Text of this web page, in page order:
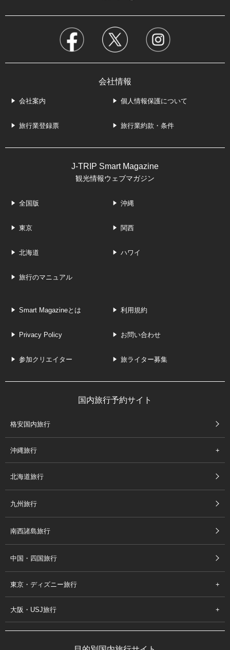
会社情報
会社案内 個人情報保護について
旅行業登録票 旅行業約款・条件
J-TRIP Smart Magazine
観光情報ウェブマガジン
全国版 沖縄
東京 関西
北海道 ハワイ
旅行のマニュアル
Smart Magazineとは 利用規約
Privacy Policy お問い合わせ
参加クリエイター 旅ライター募集
国内旅行予約サイト
格安国内旅行
沖縄旅行
北海道旅行
九州旅行
南西諸島旅行
中国・四国旅行
東京・ディズニー旅行
大阪・USJ旅行